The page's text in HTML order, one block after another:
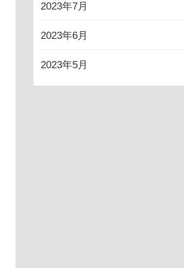
2023年7月
2023年6月
2023年5月